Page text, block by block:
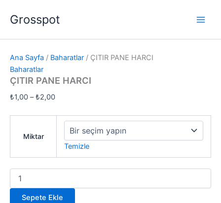
atlaGrosspot
Ana Sayfa / Baharatlar / ÇITIR PANE HARCI
Baharatlar
ÇITIR PANE HARCI
₺1,00 –₺2,00
aralığı:
-
₺2,00
Miktar
Temizle
PANE
HARCI
Sepete Ekle